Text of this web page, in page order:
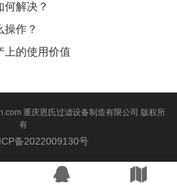
何解决？
操作？
上的使用价值
重庆恩氏过滤设备制造有限公司 版权所
有
备2022009130号